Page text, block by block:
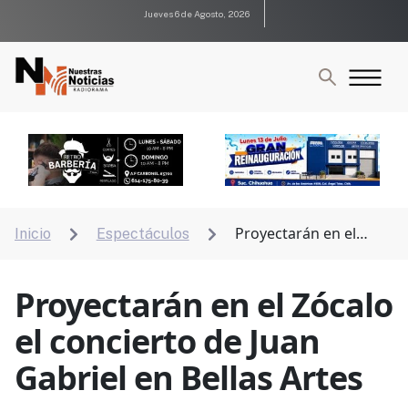
Jueves 6 de Agosto, 2026
Inicio  Espectáculos 
Proyectarán en el
Proyectarán en el Zócalo
el concierto de Juan
Gabriel en Bellas Artes